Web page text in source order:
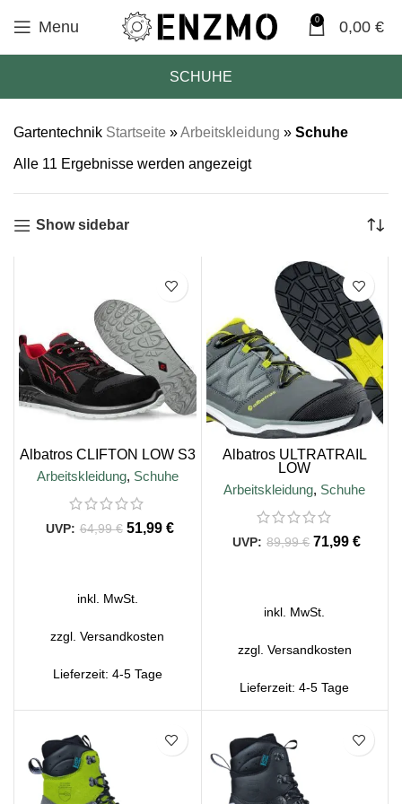
Menu 0 0,00 €
SCHUHE
Gartentechnik Startseite »Arbeitskleidung » Schuhe
Alle 11 Ergebnisse werden angezeigt
Show sidebar
Albatros CLIFTON LOW S3
Arbeitskleidung, Schuhe
64,99€ 51,99 €
inkl. MwSt.
zzgl.Versandkosten
Lieferzeit: 4-5 Tage
Albatros ULTRATRAIL
LOW
Arbeitskleidung, Schuhe
89,99€ 71,99€
inkl. MwSt.
zzgl. Versandkosten
Lieferzeit:4-5 Tage